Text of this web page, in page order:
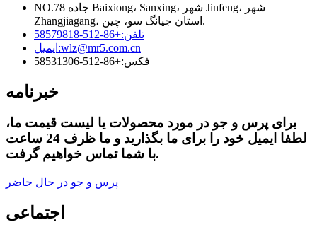
NO.78 جاده Baixiong، Sanxing، شهر Jinfeng، شهر
Zhangjiagang، استان جیانگ سو، چین.
تلفن:+86-512-58579818
ایمیل:wlz@mr5.com.cn
فکس:+86-512-58531306
خبرنامه
برای پرس و جو در مورد محصولات یا لیست قیمت ما،
لطفا ایمیل خود را برای ما بگذارید و ما ظرف 24 ساعت
با شما تماس خواهیم گرفت.
پرس و جو در حال حاضر
اجتماعی